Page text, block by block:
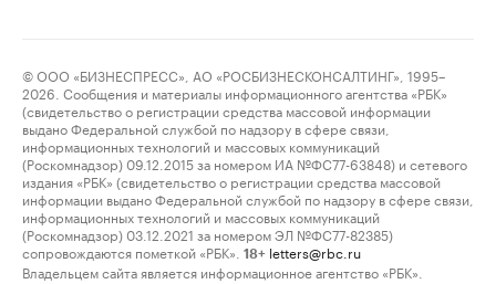
© ООО «БИЗНЕСПРЕСС», АО «РОСБИЗНЕСКОНСАЛТИНГ», 1995–
2026. Сообщения и материалы информационного агентства «РБК»
(свидетельство о регистрации средства массовой информации
выдано Федеральной службой по надзору в сфере связи,
информационных технологий и массовых коммуникаций
(Роскомнадзор) 09.12.2015 за номером ИА №ФС77-63848) и сетевого
издания «РБК» (свидетельство о регистрации средства массовой
информации выдано Федеральной службой по надзору в сфере связи,
информационных технологий и массовых коммуникаций
(Роскомнадзор) 03.12.2021 за номером ЭЛ №ФС77-82385)
сопровождаются пометкой «РБК».
18+ letters@rbc.ru
Владельцем сайта является информационное агентство «РБК».